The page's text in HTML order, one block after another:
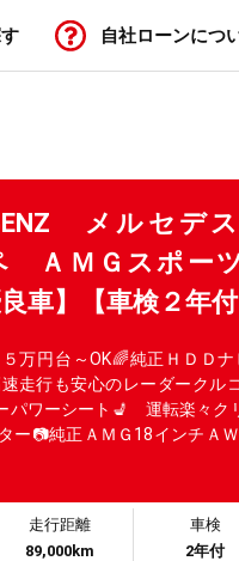
自社ローンにつ
BENZ メルセデ
ＡＭＧスポー
車】【車検２年付
万円台～OK🌈純正ＨＤＤ
走行も安心のレーダークル
パワーシート💺 運転楽々ク
ー📷純正ＡＭＧ18インチＡ
走行距離
89,000km
車検
2年付